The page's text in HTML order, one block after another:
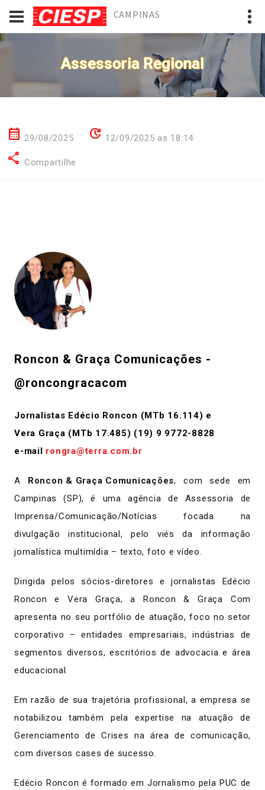
CAMPINAS
Assessoria Regional
calendar_month 29/08/2025 update 12/09/2025 as 18:14
share Compartilhe
Roncon & Graça Comunicações -
@roncongracacom
Jornalistas Edécio Roncon (MTb 16.114) e
Vera Graça (MTb 17.485) (19) 9 9772-8828
e-mail rongra@terra.com.br
A Roncon & Graça Comunicações, com sede em
Campinas (SP), é uma agência de Assessoria de
Imprensa/Comunicação/Notícias focada na
divulgação institucional, pelo viés da informação
jornalística multimídia – texto, foto e vídeo.
Dirigida pelos sócios-diretores e jornalistas Edécio
Roncon e Vera Graça, a Roncon & Graça Com
apresenta no seu portfólio de atuação, foco no setor
corporativo – entidades empresariais, indústrias de
segmentos diversos, escritórios de advocacia e área
educacional.
Em razão de sua trajetória profissional, a empresa se
notabilizou também pela expertise na atuação de
Gerenciamento de Crises na área de comunicação,
com diversos cases de sucesso.
Edécio Roncon é formado em Jornalismo pela PUC de